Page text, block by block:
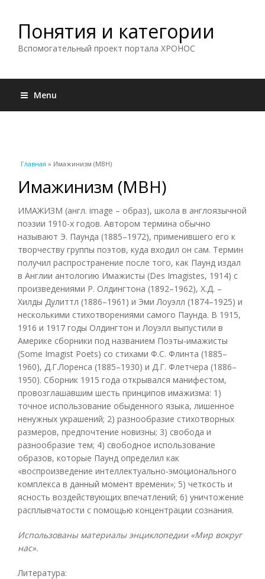
Понятия и категории
Вспомогательный проект портала ХРОНОС
Menu
Вы здесь
Главная » Имажинизм (МВН)
Имажинизм (МВН)
ИМАЖИЗМ (англ. image – образ), школа в англоязычной
поэзии 1910-х годов. Автором термина обычно
называют Э. Паунда (1885–1972), применившего его к
творчеству группы поэтов, куда входил он сам. Термин
получил распространение после того, как Паунд издал
в Англии антологию Имажисты (Des Imagistes, 1914) с
произведениями Р. Олдингтона (1892–1962), Х.Д. –
Хилды Дулиттл (1886–1961) и Эми Лоуэлл (1874–1925) и
несколькими стихотворениями самого Паунда. В 1915,
1916 и 1917 годы Олдингтон и Лоуэлл выпустили в
Америке сборники под названием Поэты-имажисты
(Some Imagist Poets) со стихами Ф.С. Флинта (1885–
1960), Д.Г.Лоренса (1885–1930) и Д.Г. Флетчера (1886–
1950). Сборник 1915 года открывался манифестом,
провозглашавшим шесть принципов имажизма: 1)
точное использование обыденного языка, лишенное
ненужных украшений; 2) разнообразие стихотворных
размеров, предпочтение новизны; 3) свобода и
разнообразие тем; 4) свободное использование
образов, которые Паунд определил как
«воспроизведение интеллектуально-эмоционального
комплекса в данный момент времени»; 5) четкость и
ясность воздействующих впечатлений; 6) уничтожение
расплывчатости с помощью концентрации сознания.
Использованы материалы энциклопедии «Мир вокруг
нас».
Литература: